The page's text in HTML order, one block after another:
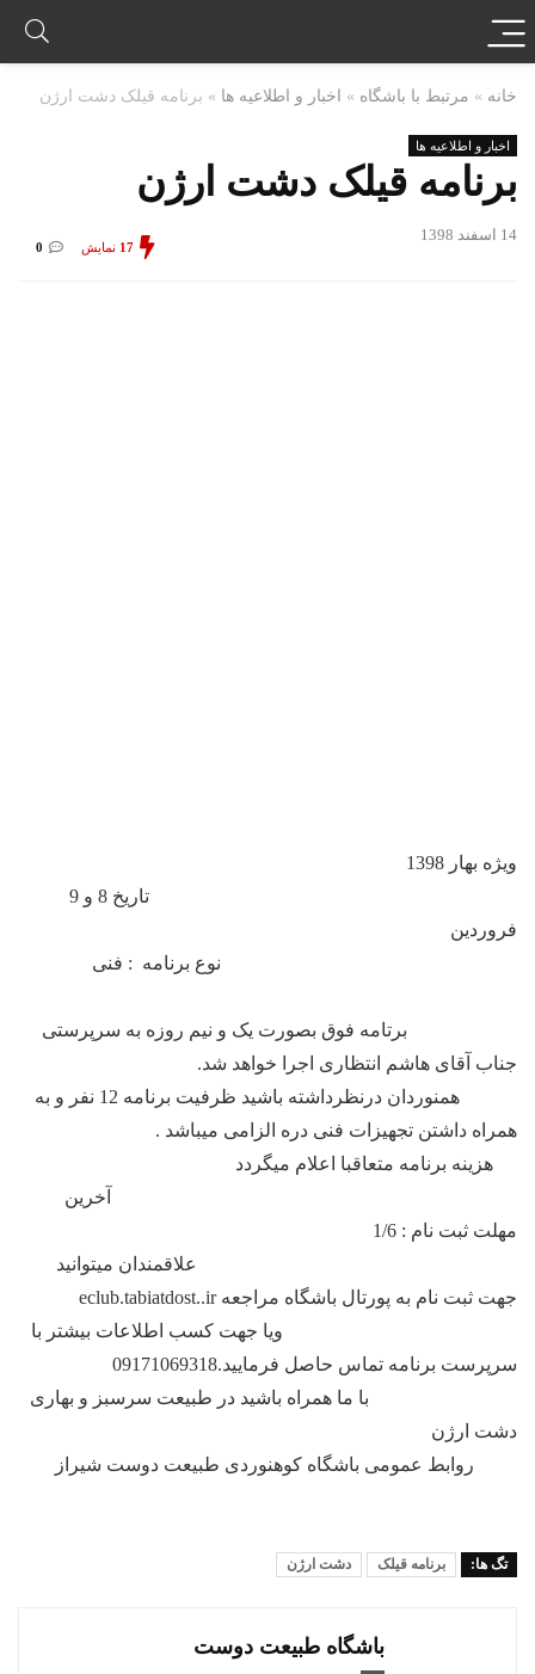
خانه » مرتبط با باشگاه » اخبار و اطلاعیه ها » برنامه قیلک دشت ارژن
اخبار و اطلاعیه ها
برنامه قیلک دشت ارژن
14 اسفند 1398
17 نمایش 0
تاریخ 8 و 9
فروردین
نوع برنامه : فنی
برتامه فوق بصورت یک و نیم روزه به سرپرستی
جناب آقای هاشم انتظاری اجرا خواهد شد.
همنوردان درنظرداشته باشید ظرفیت برنامه 12 نفر و به
همراه داشتن تجهیزات فنی دره الزامی میباشد .
هزینه برنامه متعاقبا اعلام میگردد
آخرین
علاقمندان میتوانید
ویا جهت کسب اطلاعات بیشتر با
با ما همراه باشید در طبیعت سرسبز و بهاری
دشت ارژن
روابط عمومی باشگاه کوهنوردی طبیعت دوست شیراز
تگ ها: برنامه قیلک دشت ارژن
باشگاه طبیعت دوست